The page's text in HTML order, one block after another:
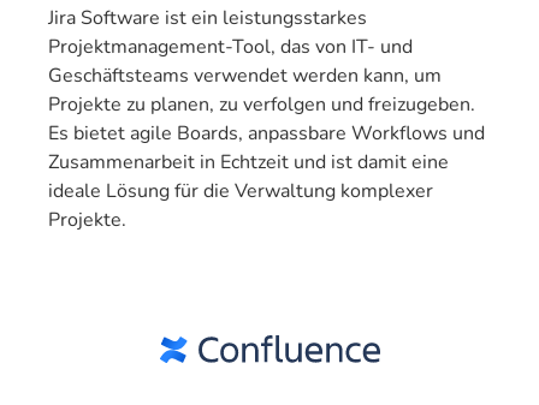
Jira Software ist ein leistungsstarkes
Projektmanagement-Tool, das von IT- und
Geschäftsteams verwendet werden kann, um
Projekte zu planen, zu verfolgen und freizugeben.
Es bietet agile Boards, anpassbare Workflows und
Zusammenarbeit in Echtzeit und ist damit eine
ideale Lösung für die Verwaltung komplexer
Projekte.